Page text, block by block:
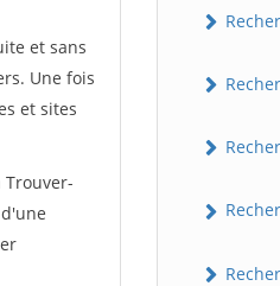
et sans
Une fois
et sites